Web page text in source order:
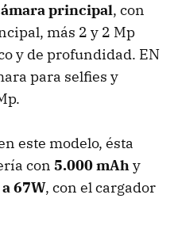
principal, con
más 2 y 2 Mp
y de profundidad. EN
para selfies y
este modelo, ésta
con 5.000 mAhy
67W, con el cargador